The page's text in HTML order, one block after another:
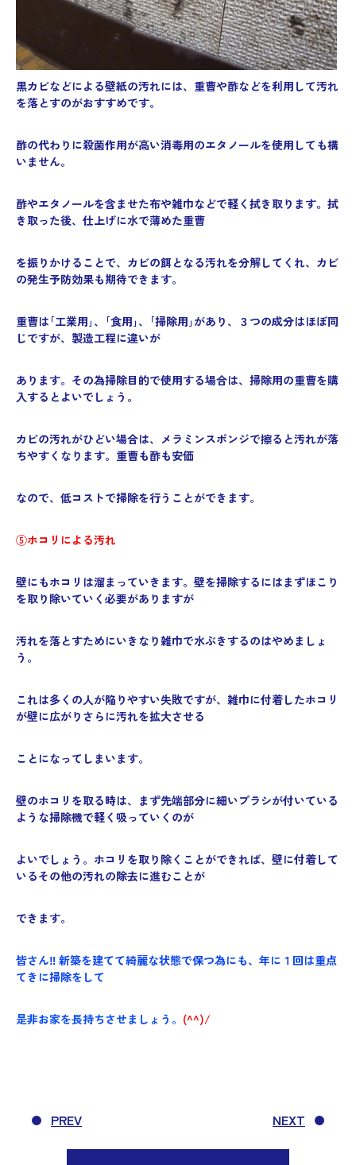
黒カビなどによる壁紙の汚れには、重曹や酢などを利用して汚れ
を落とすのがおすすめです。
酢の代わりに殺菌作用が高い消毒用のエタノールを使用しても構
いません。
酢やエタノールを含ませた布や雑巾などで軽く拭き取ります。拭
き取った後、仕上げに水で薄めた重曹
を振りかけることで、カビの餌となる汚れを分解してくれ、カビ
の発生予防効果も期待できます。
重曹は｢工業用｣、｢食用｣、｢掃除用｣があり、３つの成分はほぼ同
じですが、製造工程に違いが
あります。その為掃除目的で使用する場合は、掃除用の重曹を購
入するとよいでしょう。
カビの汚れがひどい場合は、メラミンスポンジで擦ると汚れが落
ちやすくなります。重曹も酢も安価
なので、低コストで掃除を行うことができます。
⑤ホコリによる汚れ
壁にもホコリは溜まっていきます。壁を掃除するにはまずほこり
を取り除いていく必要がありますが
汚れを落とすためにいきなり雑巾で水ぶきするのはやめましょ
う。
これは多くの人が陥りやすい失敗ですが、雑巾に付着したホコリ
が壁に広がりさらに汚れを拡大させる
ことになってしまいます。
壁のホコリを取る時は、まず先端部分に細いブラシが付いている
ような掃除機で軽く吸っていくのが
よいでしょう。ホコリを取り除くことができれば、壁に付着して
いるその他の汚れの除去に進むことが
できます。
皆さん‼ 新築を建てて綺麗な状態で保つ為にも、年に１回は重点
てきに掃除をして
是非お家を長持ちさせましょう。 (^^)/
PREV NEXT